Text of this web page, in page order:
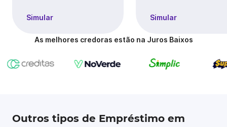
Simular Simular
As melhores credoras estão na Juros Baixos
Outros tipos de Empréstimo em